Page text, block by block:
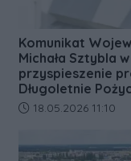
Komunikat
Michała Sztybla
przyspieszenie
Długoletnie
Data dodania
18.05.2026 11:10